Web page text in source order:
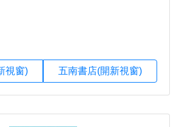
視窗) 五南書店(開新視窗)